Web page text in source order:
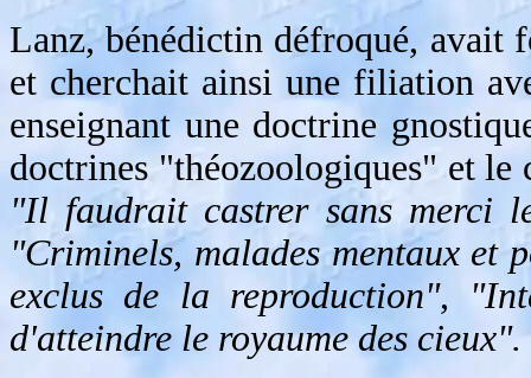
Lanz, bénédictin défroqué, avait
et cherchait ainsi une filiation
enseignant une doctrine
doctrines "théozoologiques" et le
"Il faudrait castrer sans merci
"Criminels, malades mentaux et
exclus de la reproduction",
d'atteindre le royaume des cieux".